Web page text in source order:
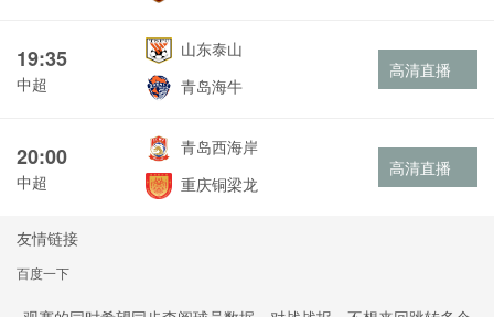
19:35
中超
山东泰山
青岛海牛
高清直播
20:00
中超
青岛西海岸
重庆铜梁龙
高清直播
友情链接
百度一下